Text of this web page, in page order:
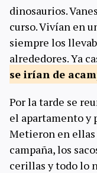
dinosaurios.
curso. Vivían en
siempre los
alrededores. Ya
se irían de
Por la tarde se
el apartamento y
Metieron en
campaña, los
cerillas y todo lo